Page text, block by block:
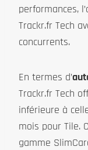
performances,
Trackr.fr Tech
concurrents.
En termes d’
Trackr.fr Tech
inférieure à
mois pour Tile.
gamme